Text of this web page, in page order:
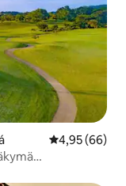
4,95 (66)